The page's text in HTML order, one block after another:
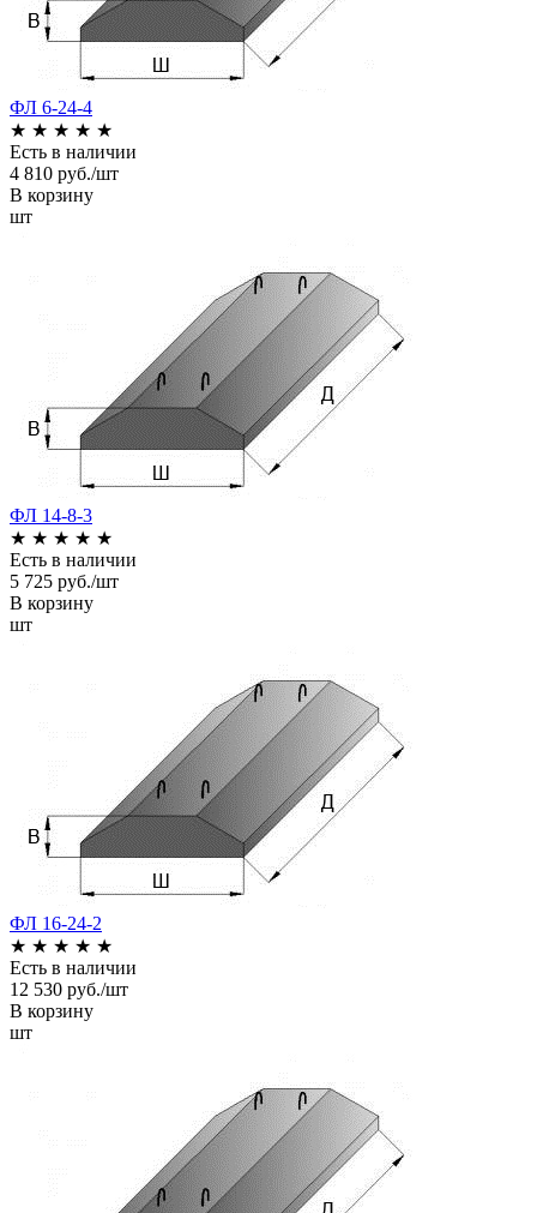
ФЛ 6-24-4
★ ★ ★ ★ ★
Есть в наличии
4 810 руб./шт
В корзину
шт
ФЛ 14-8-3
★ ★ ★ ★ ★
Есть в наличии
5 725 руб./шт
В корзину
шт
ФЛ 16-24-2
★ ★ ★ ★ ★
Есть в наличии
12 530 руб./шт
В корзину
шт